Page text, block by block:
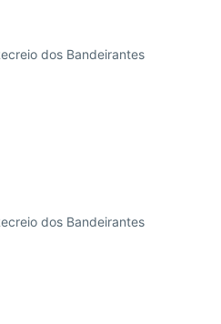
dos Bandeirantes
dos Bandeirantes